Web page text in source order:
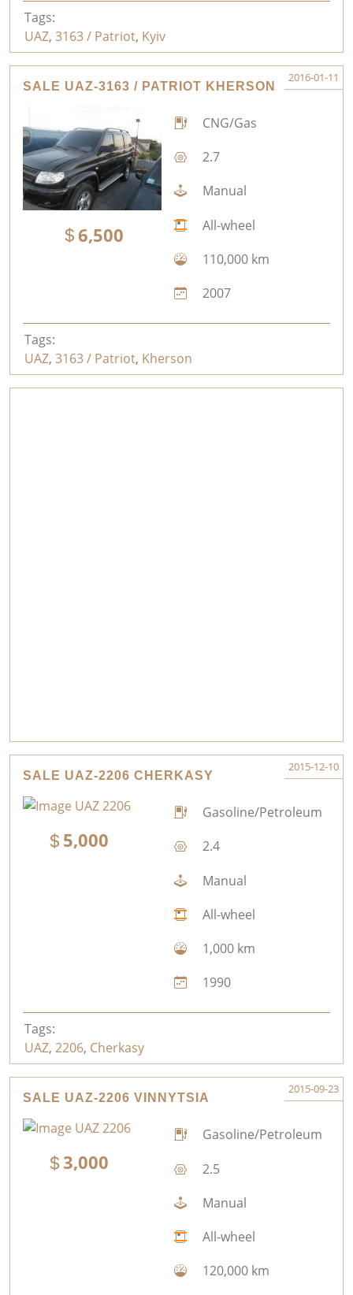
Tags:
UAZ, 3163 / Patriot, Kyiv
SALE UAZ-3163 / PATRIOT KHERSON
2016-01-11
6,500
CNG/Gas
2.7
Manual
All-wheel
110,000 km
2007
Tags:
UAZ, 3163 / Patriot, Kherson
SALE UAZ-2206 CHERKASY
2015-12-10
5,000
Gasoline/Petroleum
2.4
Manual
All-wheel
1,000 km
1990
Tags:
UAZ, 2206, Cherkasy
SALE UAZ-2206 VINNYTSIA
2015-09-23
3,000
Gasoline/Petroleum
2.5
Manual
All-wheel
120,000 km